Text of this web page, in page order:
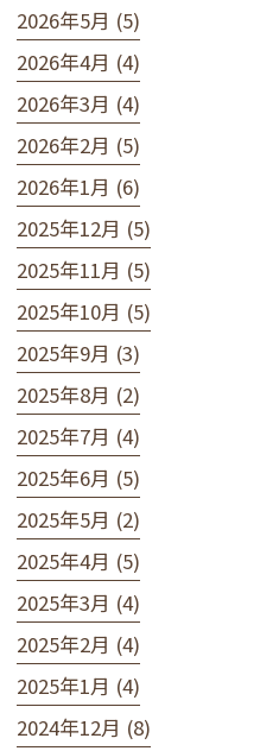
2026年5月 (5)
2026年4月 (4)
2026年3月 (4)
2026年2月 (5)
2026年1月 (6)
2025年12月 (5)
2025年11月 (5)
2025年10月 (5)
2025年9月 (3)
2025年8月 (2)
2025年7月 (4)
2025年6月 (5)
2025年5月 (2)
2025年4月 (5)
2025年3月 (4)
2025年2月 (4)
2025年1月 (4)
2024年12月 (8)